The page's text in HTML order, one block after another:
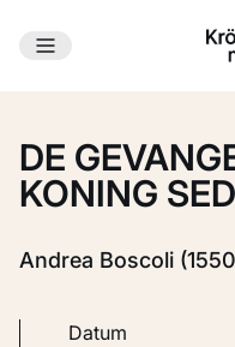
Ga naar
DE
KONING
Andrea Boscoli
Datum